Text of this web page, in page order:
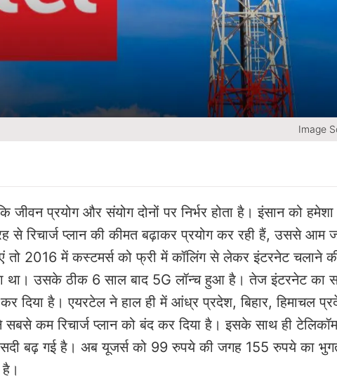
Image
जीवन प्रयोग और संयोग दोनों पर निर्भर होता है। इंसान को हमेशा
से रिचार्ज प्लान की कीमत बढ़ाकर प्रयोग कर रही हैं, उससे
2016 में कस्टमर्स को फ्री में कॉलिंग से लेकर इंटरनेट चलाने
था। उसके ठीक 6 साल बाद 5G लॉन्च हुआ है। तेज इंटरनेट का
दिया है। एयरटेल ने हाल ही में आंध्र प्रदेश, बिहार, हिमाचल
सबसे कम रिचार्ज प्लान को बंद कर दिया है। इसके साथ ही
बढ़ गई है। अब यूजर्स को 99 रुपये की जगह 155 रुपये का